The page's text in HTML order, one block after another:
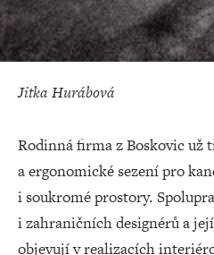
Jitka Hurábová
Rodinná firma z Boskovic už
a ergonomické sezení pro
i soukromé prostory.
i zahraničních designérů a
objevují v realizacích